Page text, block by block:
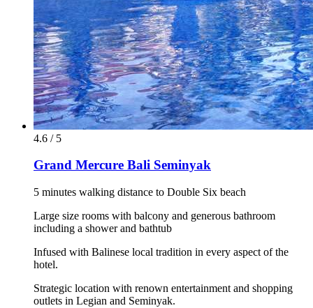
4.6 / 5
Grand Mercure Bali Seminyak
5 minutes walking distance to Double Six beach
Large size rooms with balcony and generous bathroom
including a shower and bathtub
Infused with Balinese local tradition in every aspect of the
hotel.
Strategic location with renown entertainment and shopping
outlets in Legian and Seminyak.